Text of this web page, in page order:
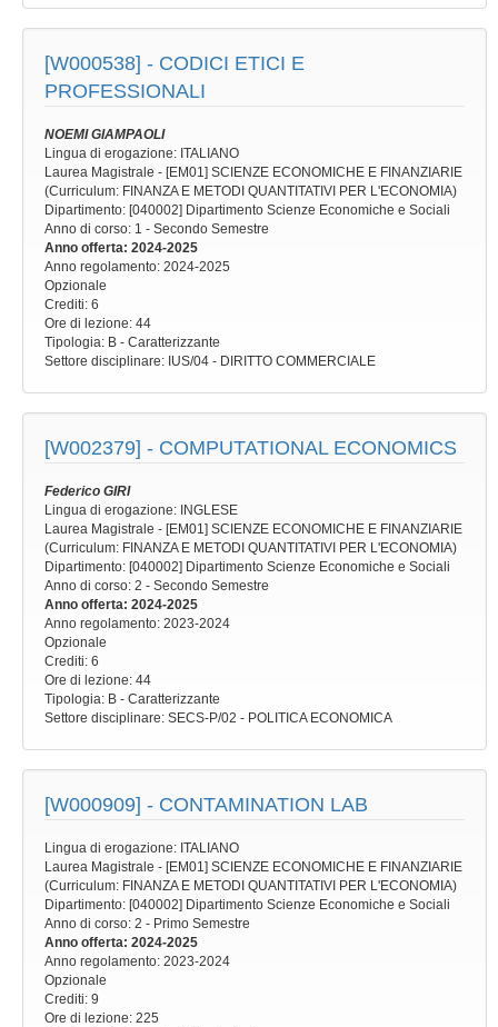
[W000538] - CODICI ETICI E
PROFESSIONALI
NOEMI GIAMPAOLI
Lingua di erogazione: ITALIANO
Laurea Magistrale - [EM01] SCIENZE ECONOMICHE E FINANZIARIE
(Curriculum: FINANZA E METODI QUANTITATIVI PER L'ECONOMIA)
Dipartimento: [040002] Dipartimento Scienze Economiche e Sociali
Anno di corso: 1 - Secondo Semestre
Anno offerta: 2024-2025
Anno regolamento: 2024-2025
Opzionale
Crediti: 6
Ore di lezione: 44
Tipologia: B - Caratterizzante
Settore disciplinare: IUS/04 - DIRITTO COMMERCIALE
[W002379] - COMPUTATIONAL ECONOMICS
Federico GIRI
Lingua di erogazione: INGLESE
Laurea Magistrale - [EM01] SCIENZE ECONOMICHE E FINANZIARIE
(Curriculum: FINANZA E METODI QUANTITATIVI PER L'ECONOMIA)
Dipartimento: [040002] Dipartimento Scienze Economiche e Sociali
Anno di corso: 2 - Secondo Semestre
Anno offerta: 2024-2025
Anno regolamento: 2023-2024
Opzionale
Crediti: 6
Ore di lezione: 44
Tipologia: B - Caratterizzante
Settore disciplinare: SECS-P/02 - POLITICA ECONOMICA
[W000909] - CONTAMINATION LAB
Lingua di erogazione: ITALIANO
Laurea Magistrale - [EM01] SCIENZE ECONOMICHE E FINANZIARIE
(Curriculum: FINANZA E METODI QUANTITATIVI PER L'ECONOMIA)
Dipartimento: [040002] Dipartimento Scienze Economiche e Sociali
Anno di corso: 2 - Primo Semestre
Anno offerta: 2024-2025
Anno regolamento: 2023-2024
Opzionale
Crediti: 9
Ore di lezione: 225